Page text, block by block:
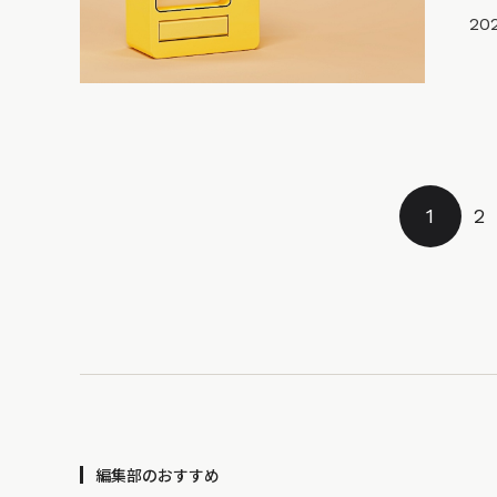
1 2
編集部のおすすめ